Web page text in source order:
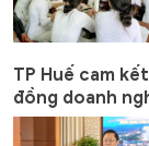
TP Huế cam
đồng doanh